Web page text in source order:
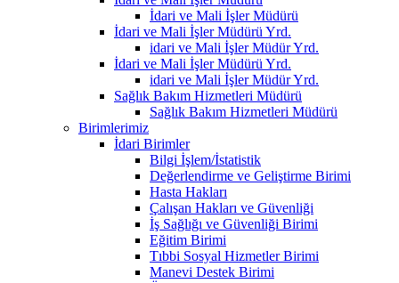
İdari ve Mali İşler Müdürü
İdari ve Mali İşler Müdürü Yrd.
idari ve Mali İşler Müdür Yrd.
İdari ve Mali İşler Müdürü Yrd.
idari ve Mali İşler Müdür Yrd.
Sağlık Bakım Hizmetleri Müdürü
Sağlık Bakım Hizmetleri Müdürü
Birimlerimiz
İdari Birimler
Bilgi İşlem/İstatistik
Değerlendirme ve Geliştirme Birimi
Hasta Hakları
Çalışan Hakları ve Güvenliği
İş Sağlığı ve Güvenliği Birimi
Eğitim Birimi
Tıbbi Sosyal Hizmetler Birimi
Manevi Destek Birimi